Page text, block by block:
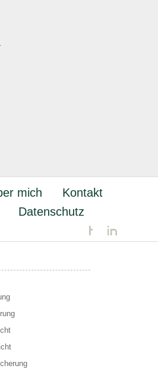
mich
Kontakt
Datenschutz